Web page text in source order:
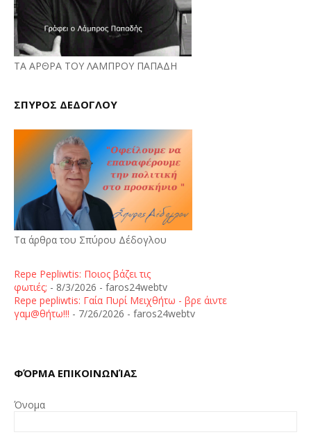
ΤΑ ΑΡΘΡΑ ΤΟΥ ΛΑΜΠΡΟΥ ΠΑΠΑΔΗ
ΣΠΥΡΟΣ ΔΕΔΟΓΛΟΥ
Τα άρθρα του Σπύρου Δέδογλου
Repe Pepliwtis: Ποιος βάζει τις
φωτιές; - 8/3/2026 - faros24webtv
Repe pepliwtis: Γαία Πυρί Μειχθήτω - βρε άιντε
γαμ@θήτω!!! - 7/26/2026 - faros24webtv
ΦΌΡΜΑ ΕΠΙΚΟΙΝΩΝΊΑΣ
Όνομα